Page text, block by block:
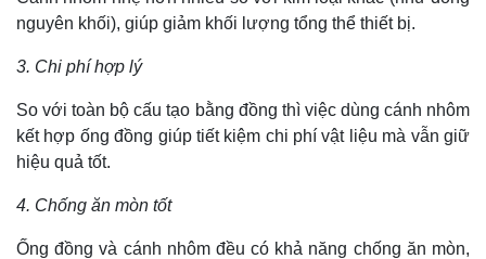
nguyên khối), giúp giảm khối lượng tổng thể thiết bị.
3. Chi phí hợp lý
So với toàn bộ cấu tạo bằng đồng thì việc dùng cánh nhôm
kết hợp ống đồng giúp tiết kiệm chi phí vật liệu mà vẫn giữ
hiệu quả tốt.
4. Chống ăn mòn tốt
Ống đồng và cánh nhôm đều có khả năng chống ăn mòn,